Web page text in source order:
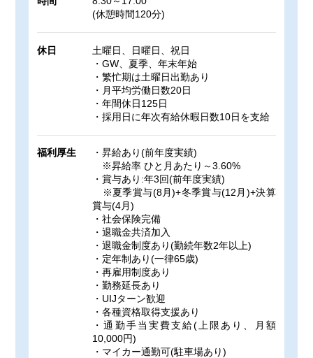
(休憩時間120分)
休日
土曜日、日曜日、祝日
・GW、夏季、年末年始
・繁忙期は土曜日出勤あり
・月平均労働日数20日
・年間休日125日
・採用日に年次有給休暇日数10日を支給
福利厚生
・昇給あり(前年度実績)
※昇給率 ひと月あたり～3.60%
・賞与あり:年3回(前年度実績)
※夏季賞与(8月)+冬季賞与(12月)+決算
賞与(4月)
・社会保険完備
・退職金共済加入
・退職金制度あり(勤続年数2年以上)
・定年制あり(一律65歳)
・再雇用制度あり
・勤務延長あり
・UIJターン歓迎
・各種資格取得支援あり
・通勤手当実費支給(上限あり、月額
10,000円)
・マイカー通勤可(駐車場あり)